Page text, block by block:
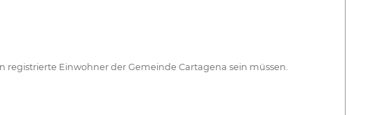
Einwohner der Gemeinde Cartagena sein müssen.